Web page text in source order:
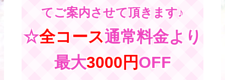
てご案内させて頂きます♪
☆全コース通常料金より
最大3000円OFF